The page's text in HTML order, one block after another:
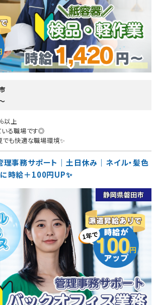
以上
る職場です◎
も快適な職場環境✨
理事務サポート｜土日休み｜ネイル・髪色
時給＋100円UP✨